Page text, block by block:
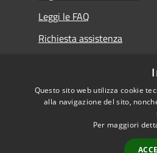
Leggi le FAQ
Richiesta assistenza
Questo sito web utilizza cookie
alla navigazione del sito,
Per maggiori